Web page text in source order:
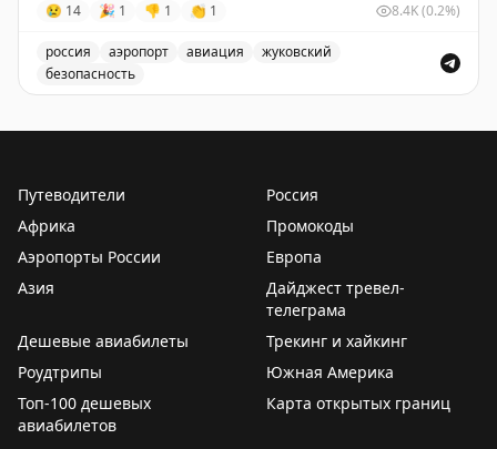
✈️ Говорит Росавиация|MАХ
😢 14 🎉 1 👎 1 👏 1 8.4K(0.2%)
россия аэропорт авиация
жуковский
безопасность
Путеводители
Россия
Африка
Промокоды
Аэропорты России
Европа
Азия
Дайджест тревел-
телеграма
Дешевые авиабилеты
Трекинг и хайкинг
Роудтрипы
Южная Америка
Топ-100 дешевых
авиабилетов
Карта открытых границ